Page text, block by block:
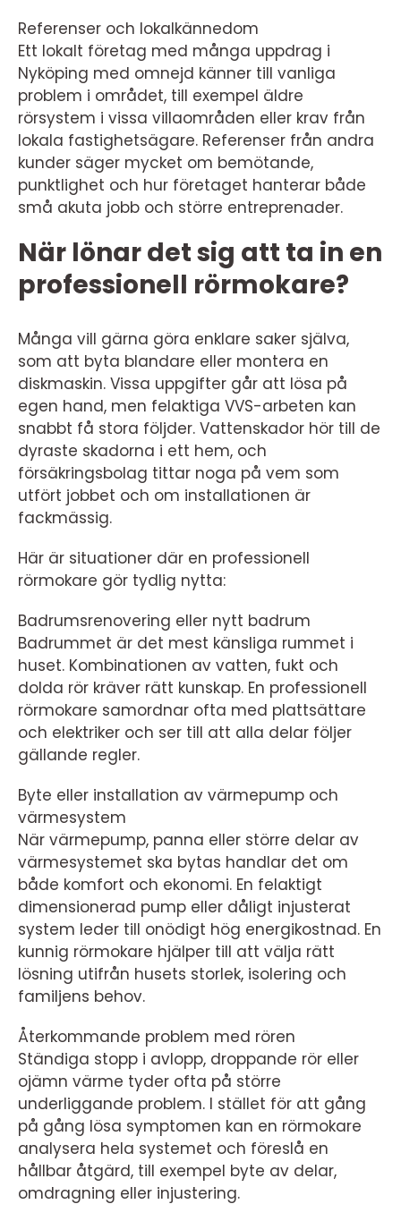
Referenser och lokalkännedom
Ett lokalt företag med många uppdrag i
Nyköping med omnejd känner till vanliga
problem i området, till exempel äldre
rörsystem i vissa villaområden eller krav från
lokala fastighetsägare. Referenser från andra
kunder säger mycket om bemötande,
punktlighet och hur företaget hanterar både
små akuta jobb och större entreprenader.
När lönar det sig att ta in en
professionell rörmokare?
Många vill gärna göra enklare saker själva,
som att byta blandare eller montera en
diskmaskin. Vissa uppgifter går att lösa på
egen hand, men felaktiga VVS-arbeten kan
snabbt få stora följder. Vattenskador hör till de
dyraste skadorna i ett hem, och
försäkringsbolag tittar noga på vem som
utfört jobbet och om installationen är
fackmässig.
Här är situationer där en professionell
rörmokare gör tydlig nytta:
Badrumsrenovering eller nytt badrum
Badrummet är det mest känsliga rummet i
huset. Kombinationen av vatten, fukt och
dolda rör kräver rätt kunskap. En professionell
rörmokare samordnar ofta med plattsättare
och elektriker och ser till att alla delar följer
gällande regler.
Byte eller installation av värmepump och
värmesystem
När värmepump, panna eller större delar av
värmesystemet ska bytas handlar det om
både komfort och ekonomi. En felaktigt
dimensionerad pump eller dåligt injusterat
system leder till onödigt hög energikostnad. En
kunnig rörmokare hjälper till att välja rätt
lösning utifrån husets storlek, isolering och
familjens behov.
Återkommande problem med rören
Ständiga stopp i avlopp, droppande rör eller
ojämn värme tyder ofta på större
underliggande problem. I stället för att gång
på gång lösa symptomen kan en rörmokare
analysera hela systemet och föreslå en
hållbar åtgärd, till exempel byte av delar,
omdragning eller injustering.